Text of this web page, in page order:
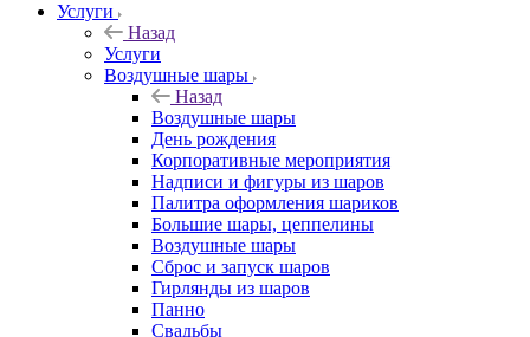
Услуги
Назад
Услуги
Воздушные шары
Назад
Воздушные шары
День рождения
Корпоративные мероприятия
Надписи и фигуры из шаров
Палитра оформления шариков
Большие шары, цеппелины
Воздушные шары
Сброс и запуск шаров
Гирлянды из шаров
Панно
Свадьбы